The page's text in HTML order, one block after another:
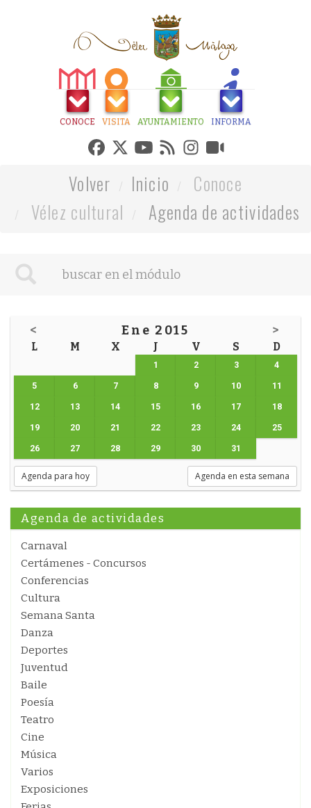
CONOCE VISITA AYUNTAMIENTO INFORMA
Volver Inicio
Conoce
Vélez cultural
Agenda de actividades
< Ene 2015 >
L M X J V S D
1 2 3 4
5 6 7 8 9 10 11
12 13 14 15 16 17 18
19 20 21 22 23 24 25
26 27 28 29 30 31
Agenda para hoy Agenda en esta semana
Agenda de actividades
Carnaval
Certámenes - Concursos
Conferencias
Cultura
Semana Santa
Danza
Deportes
Juventud
Baile
Poesía
Teatro
Cine
Música
Varios
Exposiciones